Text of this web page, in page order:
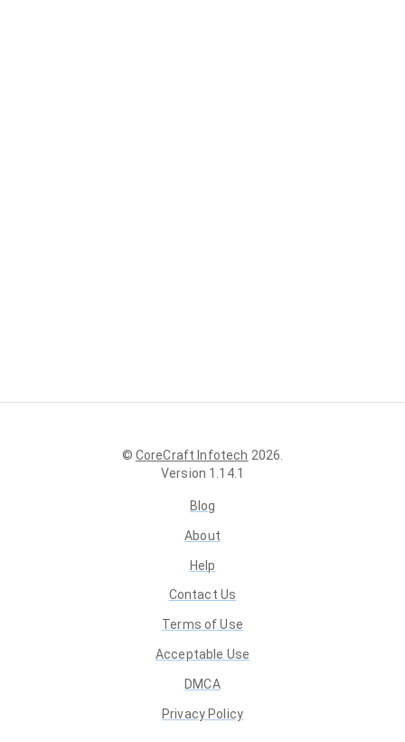
© CoreCraft Infotech 2026
Version 1.14.1
Blog
About
Help
Contact Us
Terms of Use
Acceptable Use
DMCA
Privacy Policy